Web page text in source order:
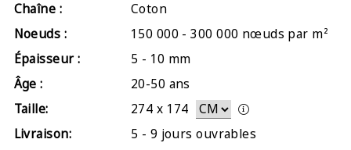
Chaîne :
Coton
Noeuds :
150 000 - 300 000 nœuds par m²
Épaisseur :
5 - 10 mm
Âge :
20-50 ans
Taille:
274 x 174
Livraison:
5 - 9 jours ouvrables